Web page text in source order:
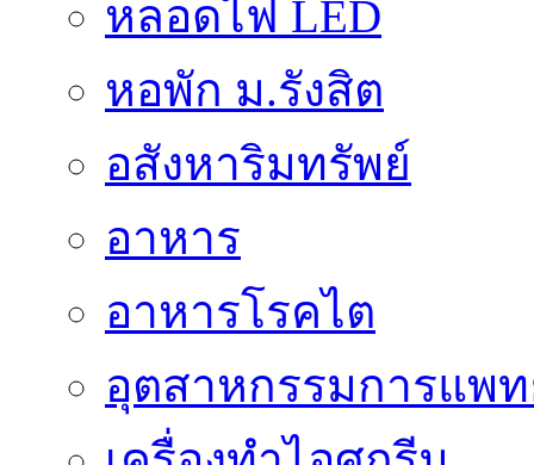
หลอดไฟ LED
หอพัก ม.รังสิต
อสังหาริมทรัพย์
อาหาร
อาหารโรคไต
อุตสาหกรรมการแพ